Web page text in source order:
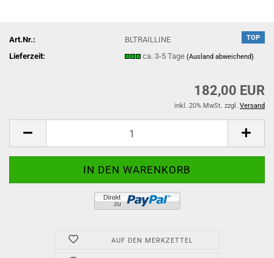
TOP
Art.Nr.:
BLTRAILLINE
Lieferzeit:
ca. 3-5 Tage(Ausland abweichend)
182,00 EUR
inkl. 20% MwSt. zzgl. Versand
AUF DEN MERKZETTEL